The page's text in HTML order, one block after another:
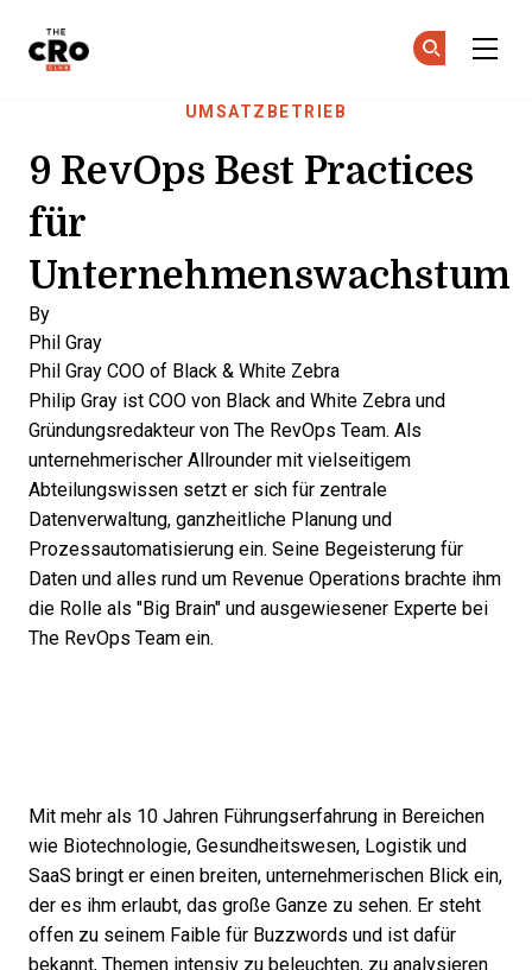
UMSATZBETRIEB
9 RevOps Best Practices
für
Unternehmenswachstum
By
Phil Gray
Phil Gray COO of Black & White Zebra
Philip Gray ist COO von Black and White Zebra und
Gründungsredakteur von The RevOps Team. Als
unternehmerischer Allrounder mit vielseitigem
Abteilungswissen setzt er sich für zentrale
Datenverwaltung, ganzheitliche Planung und
Prozessautomatisierung ein. Seine Begeisterung für
Daten und alles rund um Revenue Operations brachte ihm
die Rolle als "Big Brain" und ausgewiesener Experte bei
The RevOps Team ein.
Mit mehr als 10 Jahren Führungserfahrung in Bereichen
wie Biotechnologie, Gesundheitswesen, Logistik und
SaaS bringt er einen breiten, unternehmerischen Blick ein,
der es ihm erlaubt, das große Ganze zu sehen. Er steht
offen zu seinem Faible für Buzzwords und ist dafür
bekannt, Themen intensiv zu beleuchten, zu analysieren